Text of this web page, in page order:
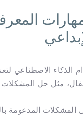
الذكاء الاصطناعي
مثل حل المشكلات
المدعومة